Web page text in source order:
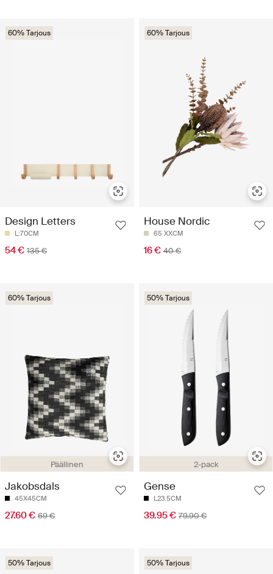
60% Tarjous
Design Letters
L:70CM
54 € 135 €
60% Tarjous
House Nordic
65 XXCM
16 € 40 €
Päällinen
60% Tarjous
Jakobsdals
45X45CM
27.60 € 69 €
2-pack
50% Tarjous
Gense
L23.5CM
39.95 € 79.90 €
50% Tarjous 50% Tarjous